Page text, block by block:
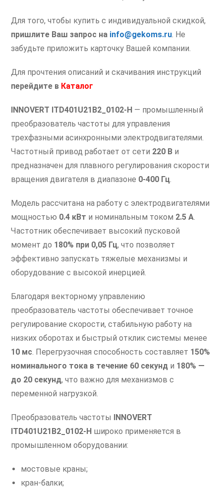
Для того, чтобы купить с индивидуальной скидкой,
пришлите Ваш запрос на info@gekoms.ru. Не
забудьте приложить карточку Вашей компании.
Для прочтения описаний и скачивания инструкций
перейдите в Каталог
INNOVERT ITD401U21B2_0102-H — промышленный
преобразователь частоты для управления
трехфазными асинхронными электродвигателями.
Частотный привод работает от сети 220 В и
предназначен для плавного регулирования скорости
вращения двигателя в диапазоне 0-400 Гц.
Модель рассчитана на работу с электродвигателями
мощностью 0.4 кВт и номинальным током 2.5 А.
Частотник обеспечивает высокий пусковой
момент до 180% при 0,05 Гц, что позволяет
эффективно запускать тяжелые механизмы и
оборудование с высокой инерцией.
Благодаря векторному управлению
преобразователь частоты обеспечивает точное
регулирование скорости, стабильную работу на
низких оборотах и быстрый отклик системы менее
10 мс. Перегрузочная способность составляет 150%
номинального тока в течение 60 секунд и 180% —
до 20 секунд, что важно для механизмов с
переменной нагрузкой.
Преобразователь частоты INNOVERT
ITD401U21B2_0102-H широко применяется в
промышленном оборудовании:
мостовые краны;
кран-балки;